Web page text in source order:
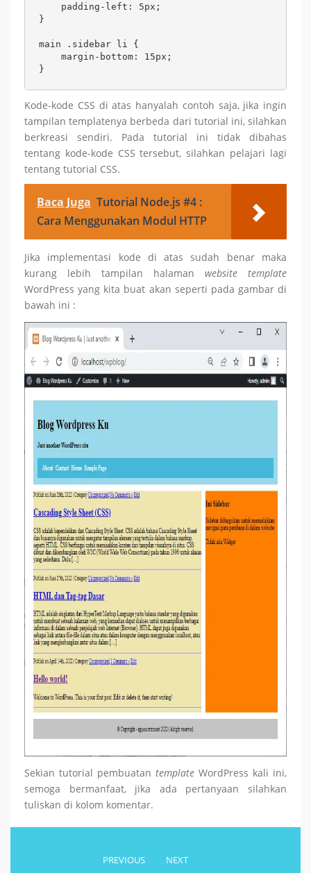
    padding-left: 5px;
}
main .sidebar li {
    margin-bottom: 15px;
}
Kode-kode CSS di atas hanyalah contoh saja, jika ingin
tampilan templatenya berbeda dari tutorial ini, silahkan
berkreasi sendiri. Pada tutorial ini tidak dibahas
tentang kode-kode CSS tersebut, silahkan pelajari lagi
tentang tutorial CSS.
Baca Juga Tutorial Node.js #4 :
Cara Menggunakan Modul HTTP
Jika implementasi kode di atas sudah benar maka
kurang lebih tampilan halaman website
template
WordPress yang kita buat akan seperti pada gambar di
bawah ini :
Sekian tutorial pembuatan template WordPress kali ini,
semoga bermanfaat, jika ada pertanyaan silahkan
tuliskan di kolom komentar.
PREVIOUS NEXT